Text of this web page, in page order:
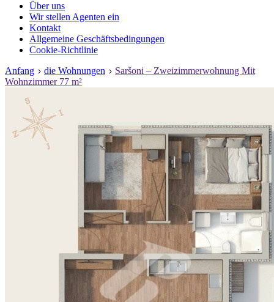
Über uns
Wir stellen Agenten ein
Kontakt
Allgemeine Geschäftsbedingungen
Cookie-Richtlinie
Anfang
die Wohnungen
Saršoni – Zweizimmerwohnung Mit
Wohnzimmer 77 m²